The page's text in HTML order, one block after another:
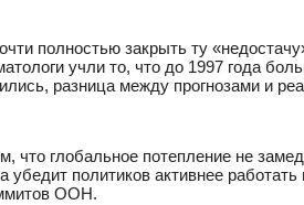
полностью закрыть ту
учли то, что до 1997 года
разница между прогнозами и
глобальное потепление не
политиков активнее
ООН.